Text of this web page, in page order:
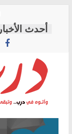
content
درب
وأتوه